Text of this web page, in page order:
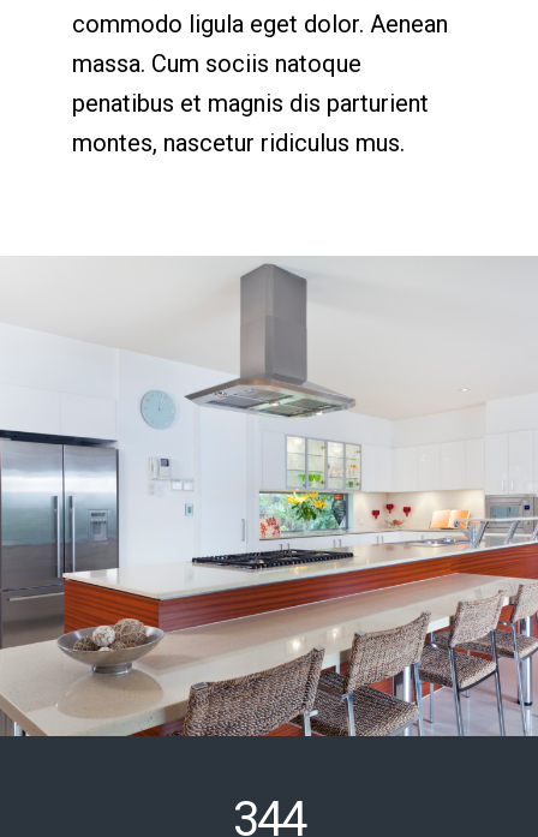
commodo ligula eget dolor. Aenean
massa. Cum sociis natoque
penatibus et magnis dis parturient
montes, nascetur ridiculus mus.
344